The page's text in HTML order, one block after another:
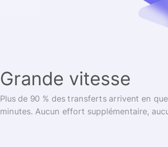
Grande vitesse
Plus de 90 % des transferts arrivent en
minutes. Aucun effort supplémentaire,